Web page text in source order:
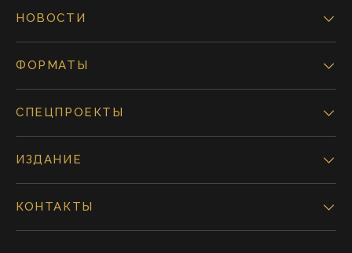
НОВОСТИ
ФОРМАТЫ
СПЕЦПРОЕКТЫ
ИЗДАНИЕ
КОНТАКТЫ